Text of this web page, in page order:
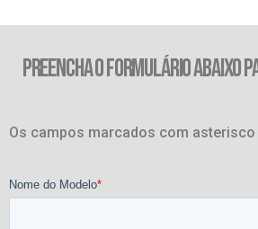
PREENCHA O FORMULÁRIO ABAIXO
Os campos marcados com asterisco